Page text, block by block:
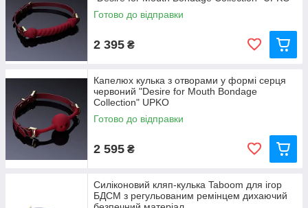
Готово до відправки
2 395 ₴
Капелюх кулька з отворами у формі серця
червоний "Desire for Mouth Bondage
Collection" UPKO
Готово до відправки
2 595 ₴
Силіконовий кляп-кулька Taboom для ігор
БДСМ з регульованим ремінцем дихаючий